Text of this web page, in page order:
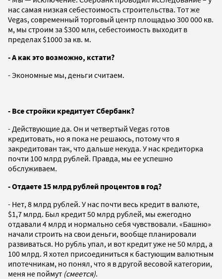
нас самая низкая себестоимость строительства. Тот же
Vegas, современный торговый центр площадью 300 000 кв.
м, мы строим за $300 млн, себестоимость выходит в
пределах $1000 за кв. м.
- А как это возможно, кстати?
- Экономные мы, деньги считаем.
- Все стройки кредитует Сбербанк?
- Действующие да. Он и четвертый Vegas готов
кредитовать, но я пока не решаюсь, потому что я
закредитован так, что дальше некуда. У нас кредиторка
почти 100 млрд рублей. Правда, мы ее успешно
обслуживаем.
- Отдаете 15 млрд рублей процентов в год?
- Нет, 8 млрд рублей. У нас почти весь кредит в валюте,
$1,7 млрд. Был кредит 50 млрд рублей, мы ежегодно
отдавали 4 млрд и нормально себя чувствовали. «Башню»
начали строить на свои деньги, вообще планировали
развиваться. Но рубль упал, и вот кредит уже не 50 млрд, а
100 млрд. Я хотел присоединиться к бастующим валютным
ипотечникам, но понял, что я в другой весовой категории,
меня не поймут (смеется).